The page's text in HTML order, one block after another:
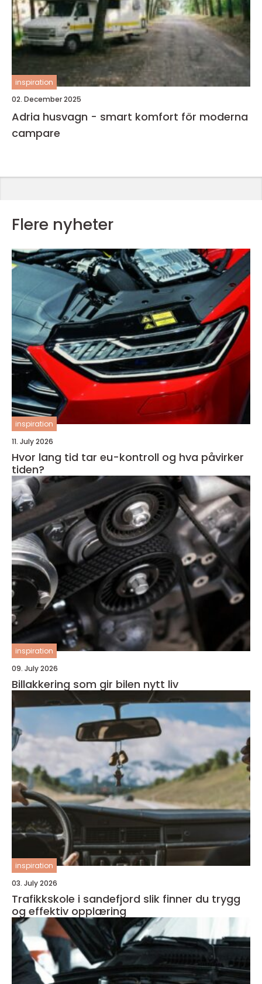
inspiration
02. December 2025
Adria husvagn - smart komfort för moderna
campare
Flere nyheter
inspiration
11. July 2026
Hvor lang tid tar eu-kontroll og hva påvirker
tiden?
inspiration
09. July 2026
Billakkering som gir bilen nytt liv
inspiration
03. July 2026
Trafikkskole i sandefjord slik finner du trygg
og effektiv opplæring